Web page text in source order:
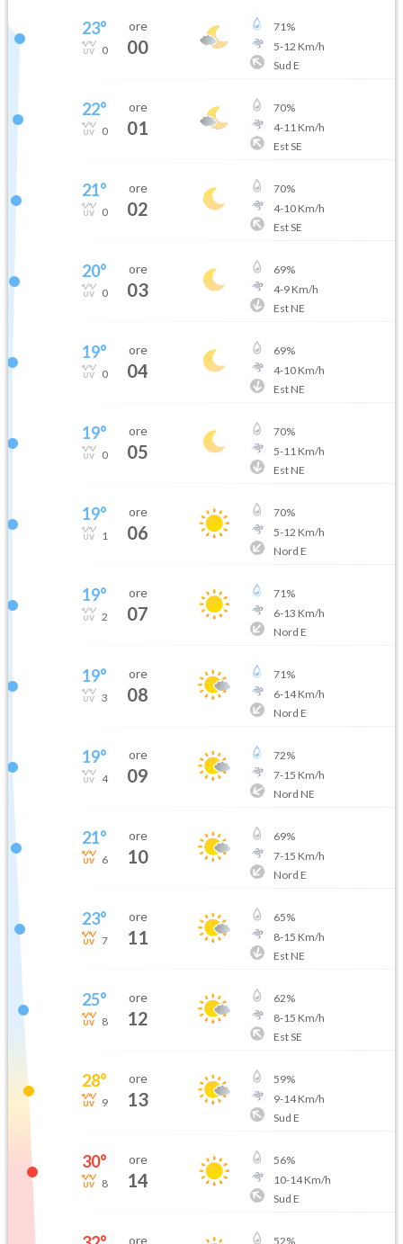
23°
0
ore
00
71%
5-12 Km/h
Sud E
22°
0
ore
01
70%
4-11 Km/h
Est SE
21°
0
ore
02
70%
4-10Km/h
Est SE
20°
0
ore
03
69%
4-9Km/h
Est NE
19°
0
ore
04
69%
4-10Km/h
Est NE
19°
0
ore
05
70%
5-11 Km/h
Est NE
19°
1
ore
06
70%
5-12 Km/h
Nord E
19°
2
ore
07
71%
6-13 Km/h
Nord E
19°
3
ore
08
71%
6-14Km/h
Nord E
19°
4
ore
09
72%
7-15 Km/h
Nord NE
21°
6
ore
10
69%
7-15 Km/h
Nord E
23°
7
ore
11
65%
8-15 Km/h
Est NE
25°
8
ore
12
62%
8-15 Km/h
Est SE
28°
9
ore
13
59%
9-14Km/h
Sud E
30°
8
ore
14
56%
10-14Km/h
Sud E
ore 52%